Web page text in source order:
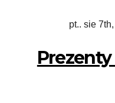
pt.. sie